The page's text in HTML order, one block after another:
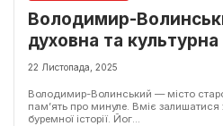
Володимир-
духовна та
22 Листопада, 2025
Володимир-Волинський — місто
пам’ять про минуле. Вміє залишатися
буремної історії. Йог...